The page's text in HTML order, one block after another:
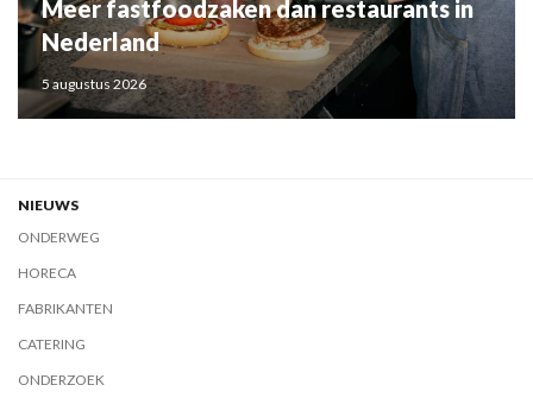
Meer fastfoodzaken dan restaurants in
Nederland
5 augustus 2026
NIEUWS
ONDERWEG
HORECA
FABRIKANTEN
CATERING
ONDERZOEK